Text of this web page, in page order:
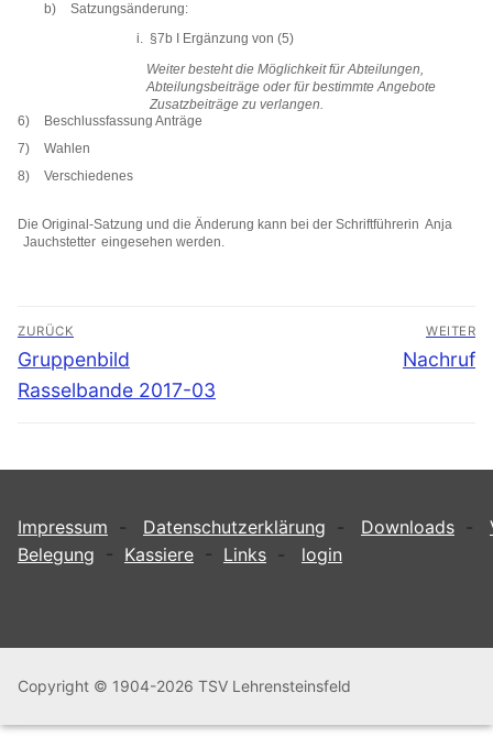
Satzungsänderung:
§7b I Ergänzung von (5)
Weiter besteht die Möglichkeit für Abteilungen,
Abteilungsbeiträge oder für bestimmte Angebote​​
Zusatzbeiträge zu verlangen.
Beschlussfassung Anträge
Wahlen
Verschiedenes
Die Original-Satzung und die Änderung kann bei der Schriftführerin Anja
Jauchstetter eingesehen werden.
Beitragsnavigation
ZURÜCK
Vorheriger
Beitrag:
Gruppenbild
Rasselbande 2017-03
WEITER
Nächster
Nachruf
Impressum - Datenschutzerklärung - Downloads -
Belegung - Kassiere - Links - login
Copyright © 1904-2026 TSV Lehrensteinsfeld